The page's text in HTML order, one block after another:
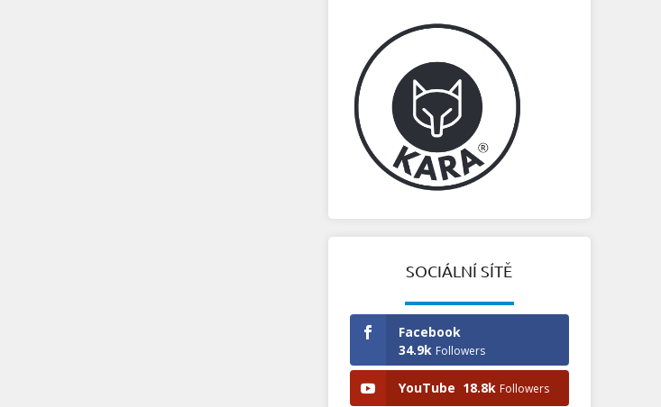
SOCIÁLNÍ SÍTĚ
Facebook
34.9k Followers
YouTube 18.8k Followers